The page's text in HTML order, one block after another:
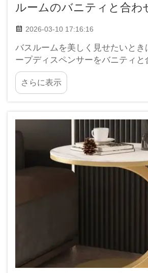
ルームのバニティと合わ
2026-03-10 17:16:16
バスルームを美しく見せたいとき
ープディスペンサーをバニティ
常に良いアイデアです。大理石は
どんな空間にも特別な雰囲気をも
XPICでは、スタイリッシュな大
きりと調和します…
さらに表示